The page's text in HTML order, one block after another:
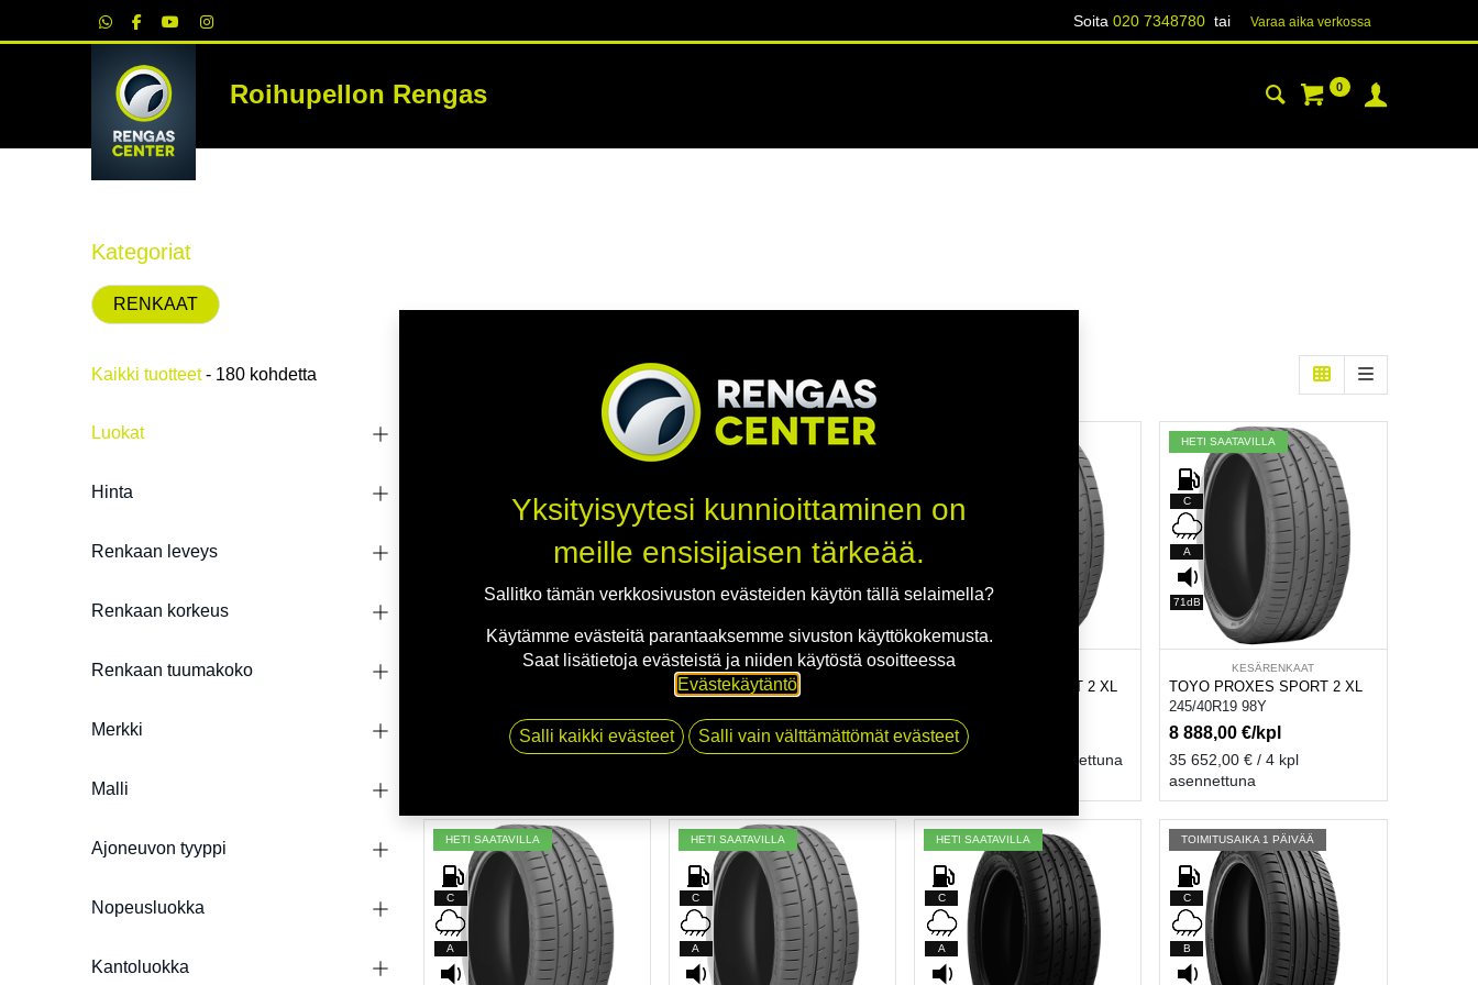
Soita 020 7348780tai Varaa aika verk​​​​ossa
Roihupellon RengasRENKAAT
0
Kategoriat
RENKAAT
Kaikki tuotteet - 180 kohdetta
Luokat
Hinta
Renkaan leveys
Renkaan korkeus
Renkaan tuumakoko
Merkki
Malli
Ajoneuvon tyyppi
Nopeusluokka
Kantoluokka
Lisää ostoskoriin
KESÄRENKAAT
€/kpl
€ / 4 kpl asennettuna
HETI SAATAVILLA
D
71dB
Lisää ostoskoriin
KESÄRENKAAT
TOYO PROXES SPORT 2 XL
153,00€/kpl
712,00€ / 4 kpl asennettuna
71dB
TOYO PROXES SPORT 2 XL
187,00
848,00 € / 4 kpl asennettuna
HETI SAATAVILLA
C
A
71dB
Lisää ostoskoriin
KESÄRENKAAT
TOYO PROXES SPORT 2 XL
245/40R19 98Y
8 888,00 €/kpl
35 652,00 € / 4 kpl
asennettuna
HETI SAATAVILLA
C
A
HETI SAATAVILLA
C
A
HETI SAATAVILLA
C
A
TOIMITUSAIKA 1 PÄIVÄÄ
C
B
Yksityisyytesi kunnioittaminen on
meille ensisijaisen tärkeää.
Sallitko tämän verkkosivuston evästeiden käytön tällä selaimella?
Käytämme evästeitä parantaaksemme sivuston käyttökokemusta.
Saat lisätietoja evästeistä ja niiden käytöstä osoitteessa
Evästekäytäntö.
Salli kaikki evästeet Salli vain välttämättömät evästeet